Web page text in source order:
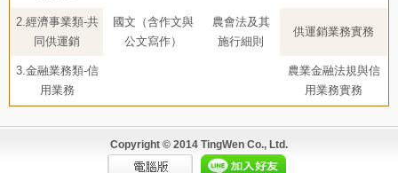
國文（含作文與
公文寫作）
農會法及其
施行細則
2.經濟事業類-共
同供運銷
供運銷業務實務
3.金融業務類-信
用業務
農業金融法規與信
用業務實務
Copyright © 2014 TingWen Co., Ltd.